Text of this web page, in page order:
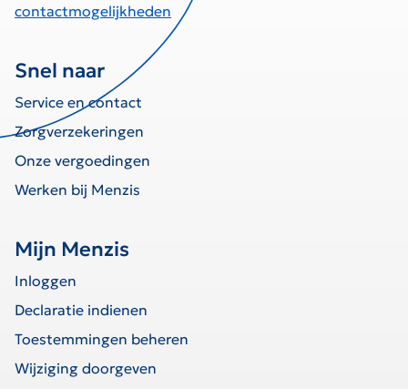
contactmogelijkheden
Snel naar
Service en contact
Zorgverzekeringen
Onze vergoedingen
Werken bij Menzis
Mijn Menzis
Inloggen
Declaratie indienen
Toestemmingen beheren
Wijziging doorgeven